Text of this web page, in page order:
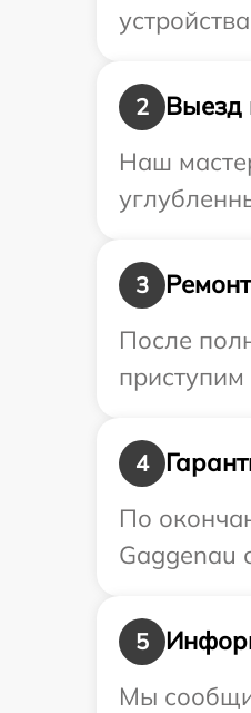
2
Выезд
Наш
3
После
4
По
Gaggenau
5
Мы